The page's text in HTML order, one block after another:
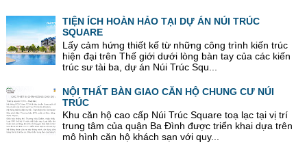
TIỆN ÍCH HOÀN HẢO TẠI DỰ ÁN NÚI TRÚC
SQUARE
Lấy cảm hứng thiết kế từ những công trình kiến trúc
hiện đại trên Thế giới dưới lòng bàn tay của các kiến
trúc sư tài ba, dự án Núi Trúc Squ...
NỘI THẤT BÀN GIAO CĂN HỘ CHUNG CƯ NÚI
TRÚC
Khu căn hộ cao cấp Núi Trúc Square toạ lạc tại vị trí
trung tâm của quận Ba Đình được triển khai dựa trên
mô hình căn hộ khách sạn với quy...